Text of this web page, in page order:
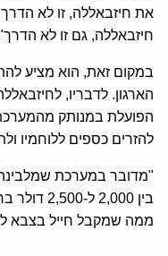
את חיזבאללה, זו לא
חיזבאללה, גם זו לא
במקום זאת, הוא מציע
הארגון. לדבריו,
הפועלת במנותק
להזרים כספים ללוחמיו
"מדובר במערכת
בין 2,000
ממה שמקבל חייל בצבא